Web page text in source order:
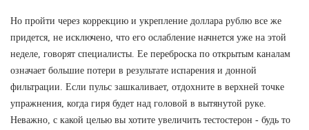
Но пройти через коррекцию и укрепление доллара рублю все же
придется, не исключено, что его ослабление начнется уже на этой
неделе, говорят специалисты. Ее переброска по открытым каналам
означает большие потери в результате испарения и донной
фильтрации. Если пульс зашкаливает, отдохните в верхней точке
упражнения, когда гиря будет над головой в вытянутой руке.
Неважно, с какой целью вы хотите увеличить тестостерон - будь то